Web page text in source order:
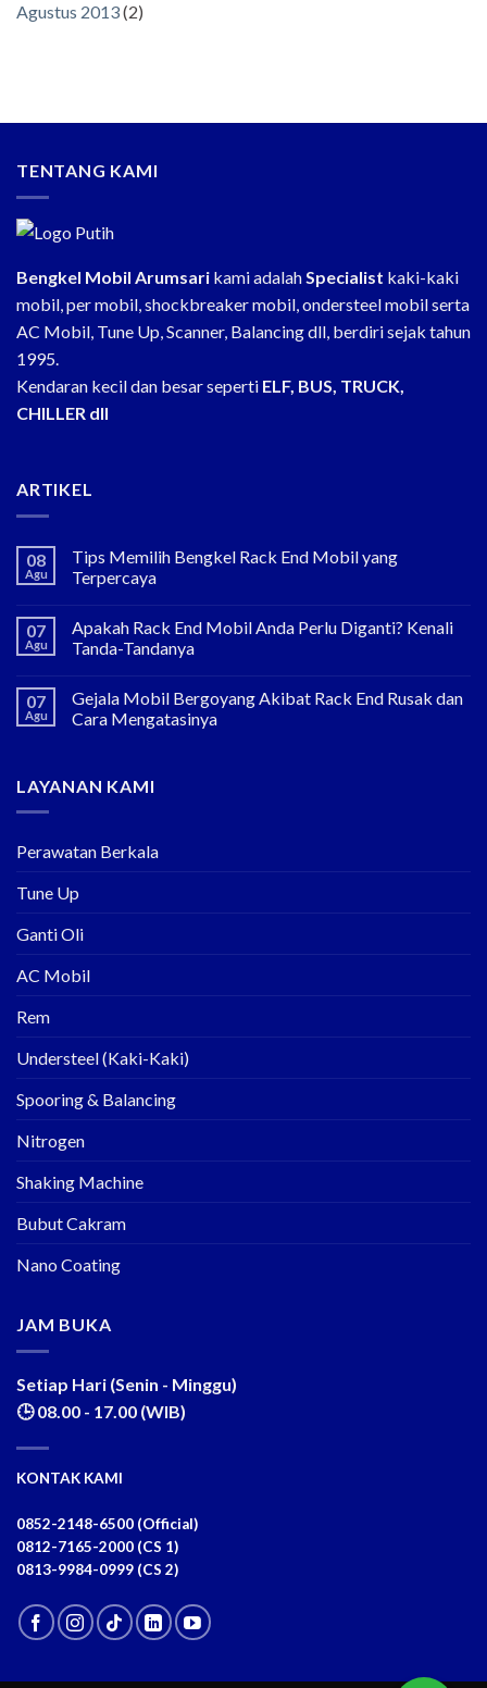
Agustus 2013(2)
TENTANG KAMI
Bengkel Mobil Arumsari kami adalahSpecialist kaki-kaki
mobil, per mobil, shockbreaker mobil, ondersteel mobil serta
AC Mobil, Tune Up, Scanner, Balancing dll, berdiri sejak tahun
1995.
Kendaran kecil dan besar seperti ELF, BUS, TRUCK,
CHILLER dll
ARTIKEL
08
Agu
Tips Memilih Bengkel Rack End Mobil yang
Terpercaya
07
Agu
Apakah Rack End Mobil Anda Perlu Diganti? Kenali
Tanda-Tandanya
07
Agu
Gejala Mobil Bergoyang Akibat Rack End Rusak dan
Cara Mengatasinya
LAYANAN KAMI
Perawatan Berkala
Tune Up
Ganti Oli
AC Mobil
Rem
Understeel (Kaki-Kaki)
Spooring & Balancing
Nitrogen
Shaking Machine
Bubut Cakram
Nano Coating
JAM BUKA
Setiap Hari (Senin - Minggu)
🕒 08.00 - 17.00 (WIB)
KONTAK KAMI
0852-2148-6500 (Official)
0812-7165-2000 (CS 1)
0813-9984-0999 (CS 2)